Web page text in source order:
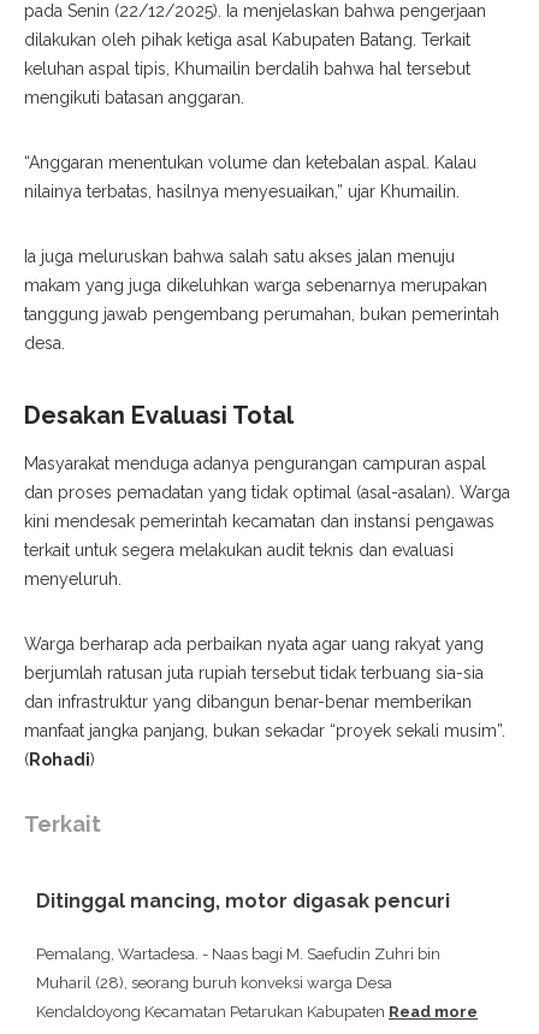
pada Senin (22/12/2025). Ia menjelaskan bahwa pengerjaan
dilakukan oleh pihak ketiga asal Kabupaten Batang. Terkait
keluhan aspal tipis, Khumailin berdalih bahwa hal tersebut
mengikuti batasan anggaran.
​“Anggaran menentukan volume dan ketebalan aspal. Kalau
nilainya terbatas, hasilnya menyesuaikan,” ujar Khumailin.
​Ia juga meluruskan bahwa salah satu akses jalan menuju
makam yang juga dikeluhkan warga sebenarnya merupakan
tanggung jawab pengembang perumahan, bukan pemerintah
desa.
Desakan Evaluasi Total
​Masyarakat menduga adanya pengurangan campuran aspal
dan proses pemadatan yang tidak optimal (asal-asalan). Warga
kini mendesak pemerintah kecamatan dan instansi pengawas
terkait untuk segera melakukan audit teknis dan evaluasi
menyeluruh.
​Warga berharap ada perbaikan nyata agar uang rakyat yang
berjumlah ratusan juta rupiah tersebut tidak terbuang sia-sia
dan infrastruktur yang dibangun benar-benar memberikan
manfaat jangka panjang, bukan sekadar “proyek sekali musim”.
(Rohadi)
Terkait
Ditinggal mancing, motor digasak pencuri
Pemalang, Wartadesa. - Naas bagi M. Saefudin Zuhri bin
Muharil (28), seorang buruh konveksi warga Desa
Kendaldoyong Kecamatan Petarukan Kabupaten Read more